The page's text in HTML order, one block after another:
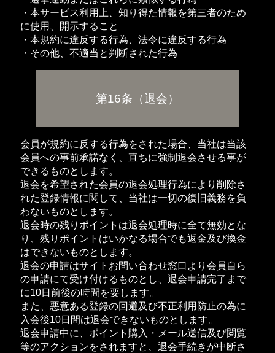
・本サービス利用上、知り得た情報を第三者のため
に使用、開示すること
・本規約に違反する行為、法令に違反する行為
・その他、不適当と判断された行為
第16条（退会）
会員が規約に反する行為をされた場合、当社は当該
会員への事前承諾なく、直ちに強制退会させる事が
できるものとします。
退会を希望された会員の退会処理行為により削除さ
れた登録情報に関して、当社は一切の復旧義務を負
わないものとします。
退会時の残りポイントは退会処理時に全て無効とな
り、残りポイントはいかなる場合でも返金及び換金
はできないものとします。
退会の申請はサイトお問い合わせ窓口より会員自ら
の申請にて受け付けるものとし、退会申請完了まで
に10日前後の時間を要します。
また、悪意ある登録の回避及び不正利用防止の為に
入会後10日間は退会できないものとします。
退会申請中に、ポイント購入・メール送信及び閲覧
等のアクションをされますと、退会手続きが中断さ